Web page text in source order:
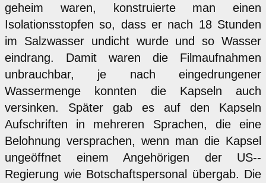
geheim waren, konstruierte man einen
Isolationsstopfen so, dass er nach 18 Stunden
im Salzwasser undicht wurde und so Wasser
eindrang. Damit waren die Filmaufnahmen
unbrauchbar, je nach eingedrungener
Wassermenge konnten die Kapseln auch
versinken. Später gab es auf den Kapseln
Aufschriften in mehreren Sprachen, die eine
Belohnung versprachen, wenn man die Kapsel
ungeöffnet einem Angehörigen der US--
Regierung wie Botschaftspersonal übergab. Die